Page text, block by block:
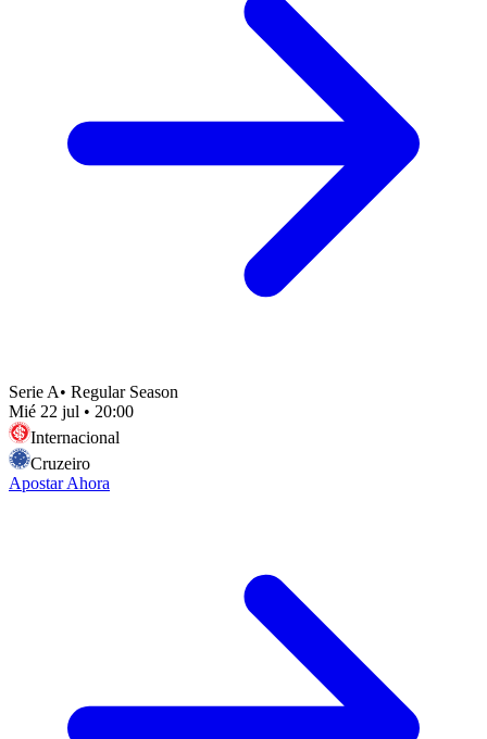
Serie A• Regular Season
Mié 22 jul • 20:00
Internacional
Cruzeiro
Apostar Ahora